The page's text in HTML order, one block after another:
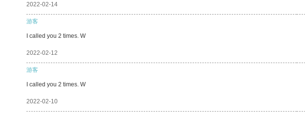
2022-02-14
游客
I called you 2 times. W
2022-02-12
游客
I called you 2 times. W
2022-02-10